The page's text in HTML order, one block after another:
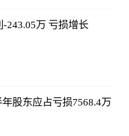
243.05万 亏损增长
股东应占亏损7568.4万